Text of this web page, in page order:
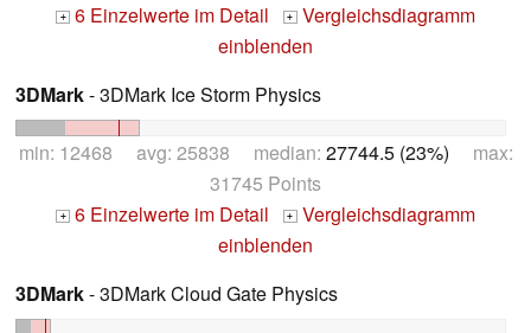
+ 6 Einzelwerte im Detail + Vergleichsdiagramm
einblenden
3DMark- 3DMark Ice Storm Physics
min: 12468 avg: 25838 median: 27744.5 (23%) max:
31745 Points
+ 6 Einzelwerte im Detail + Vergleichsdiagramm
einblenden
3DMark- 3DMark Cloud Gate Physics